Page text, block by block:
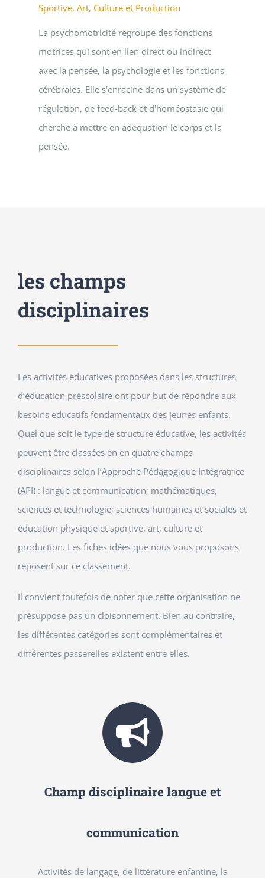
Sportive, Art, Culture et Production
La psychomotricité regroupe des fonctions
motrices qui sont en lien direct ou indirect
avec la pensée, la psychologie et les fonctions
cérébrales. Elle s'enracine dans un système de
régulation, de feed-back et d'homéostasie qui
cherche à mettre en adéquation le corps et la
pensée.
les champs
disciplinaires
Les activités éducatives proposées dans les structures
d’éducation préscolaire ont pour but de répondre aux
besoins éducatifs fondamentaux des jeunes enfants.
Quel que soit le type de structure éducative, les activités
peuvent être classées en en quatre champs
disciplinaires selon l’Approche Pédagogique Intégratrice
(API) : langue et communication; mathématiques,
sciences et technologie; sciences humaines et sociales et
éducation physique et sportive, art, culture et
production. Les fiches idées que nous vous proposons
reposent sur ce classement.
Il convient toutefois de noter que cette organisation ne
présuppose pas un cloisonnement. Bien au contraire,
les différentes catégories sont complémentaires et
différentes passerelles existent entre elles.
Champ disciplinaire langue et
communication
Activités de langage, de littérature enfantine, la